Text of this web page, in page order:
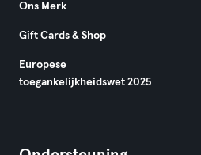
Ons Merk
Gift Cards & Shop
Europese
toegankelijkheidswet 2025